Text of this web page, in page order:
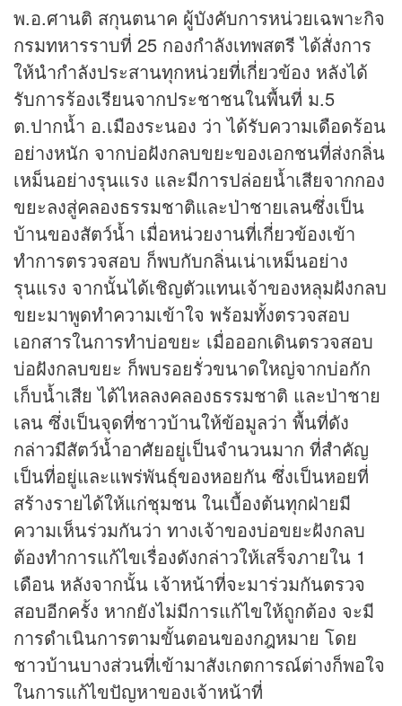
พ.อ.ศานติ สกุนตนาค ผู้บังคับการหน่วยเฉพาะกิจ
กรมทหารราบที่ 25 กองกำลังเทพสตรี ได้สั่งการ
ให้นำกำลังประสานทุกหน่วยที่เกี่ยวข้อง หลังได้
รับการร้องเรียนจากประชาชนในพื้นที่ ม.5
ต.ปากน้ำ อ.เมืองระนอง ว่า ได้รับความเดือดร้อน
อย่างหนัก จากบ่อฝังกลบขยะของเอกชนที่ส่งกลิ่น
เหม็นอย่างรุนแรง และมีการปล่อยน้ำเสียจากกอง
ขยะลงสู่คลองธรรมชาติและป่าชายเลนซึ่งเป็น
บ้านของสัตว์น้ำ เมื่อหน่วยงานที่เกี่ยวข้องเข้า
ทำการตรวจสอบ ก็พบกับกลิ่นเน่าเหม็นอย่าง
รุนแรง จากนั้นได้เชิญตัวแทนเจ้าของหลุมฝังกลบ
ขยะมาพูดทำความเข้าใจ พร้อมทั้งตรวจสอบ
เอกสารในการทำบ่อขยะ เมื่อออกเดินตรวจสอบ
บ่อฝังกลบขยะ ก็พบรอยรั่วขนาดใหญ่จากบ่อกัก
เก็บน้ำเสีย ได้ไหลลงคลองธรรมชาติ และป่าชาย
เลน ซึ่งเป็นจุดที่ชาวบ้านให้ข้อมูลว่า พื้นที่ดัง
กล่าวมีสัตว์น้ำอาศัยอยู่เป็นจำนวนมาก ที่สำคัญ
เป็นที่อยู่และแพร่พันธุ์ของหอยกัน ซึ่งเป็นหอยที่
สร้างรายได้ให้แก่ชุมชน ในเบื้องต้นทุกฝ่ายมี
ความเห็นร่วมกันว่า ทางเจ้าของบ่อขยะฝังกลบ
ต้องทำการแก้ไขเรื่องดังกล่าวให้เสร็จภายใน 1
เดือน หลังจากนั้น เจ้าหน้าที่จะมาร่วมกันตรวจ
สอบอีกครั้ง หากยังไม่มีการแก้ไขให้ถูกต้อง จะมี
การดำเนินการตามขั้นตอนของกฎหมาย โดย
ชาวบ้านบางส่วนที่เข้ามาสังเกตการณ์ต่างก็พอใจ
ในการแก้ไขปัญหาของเจ้าหน้าที่